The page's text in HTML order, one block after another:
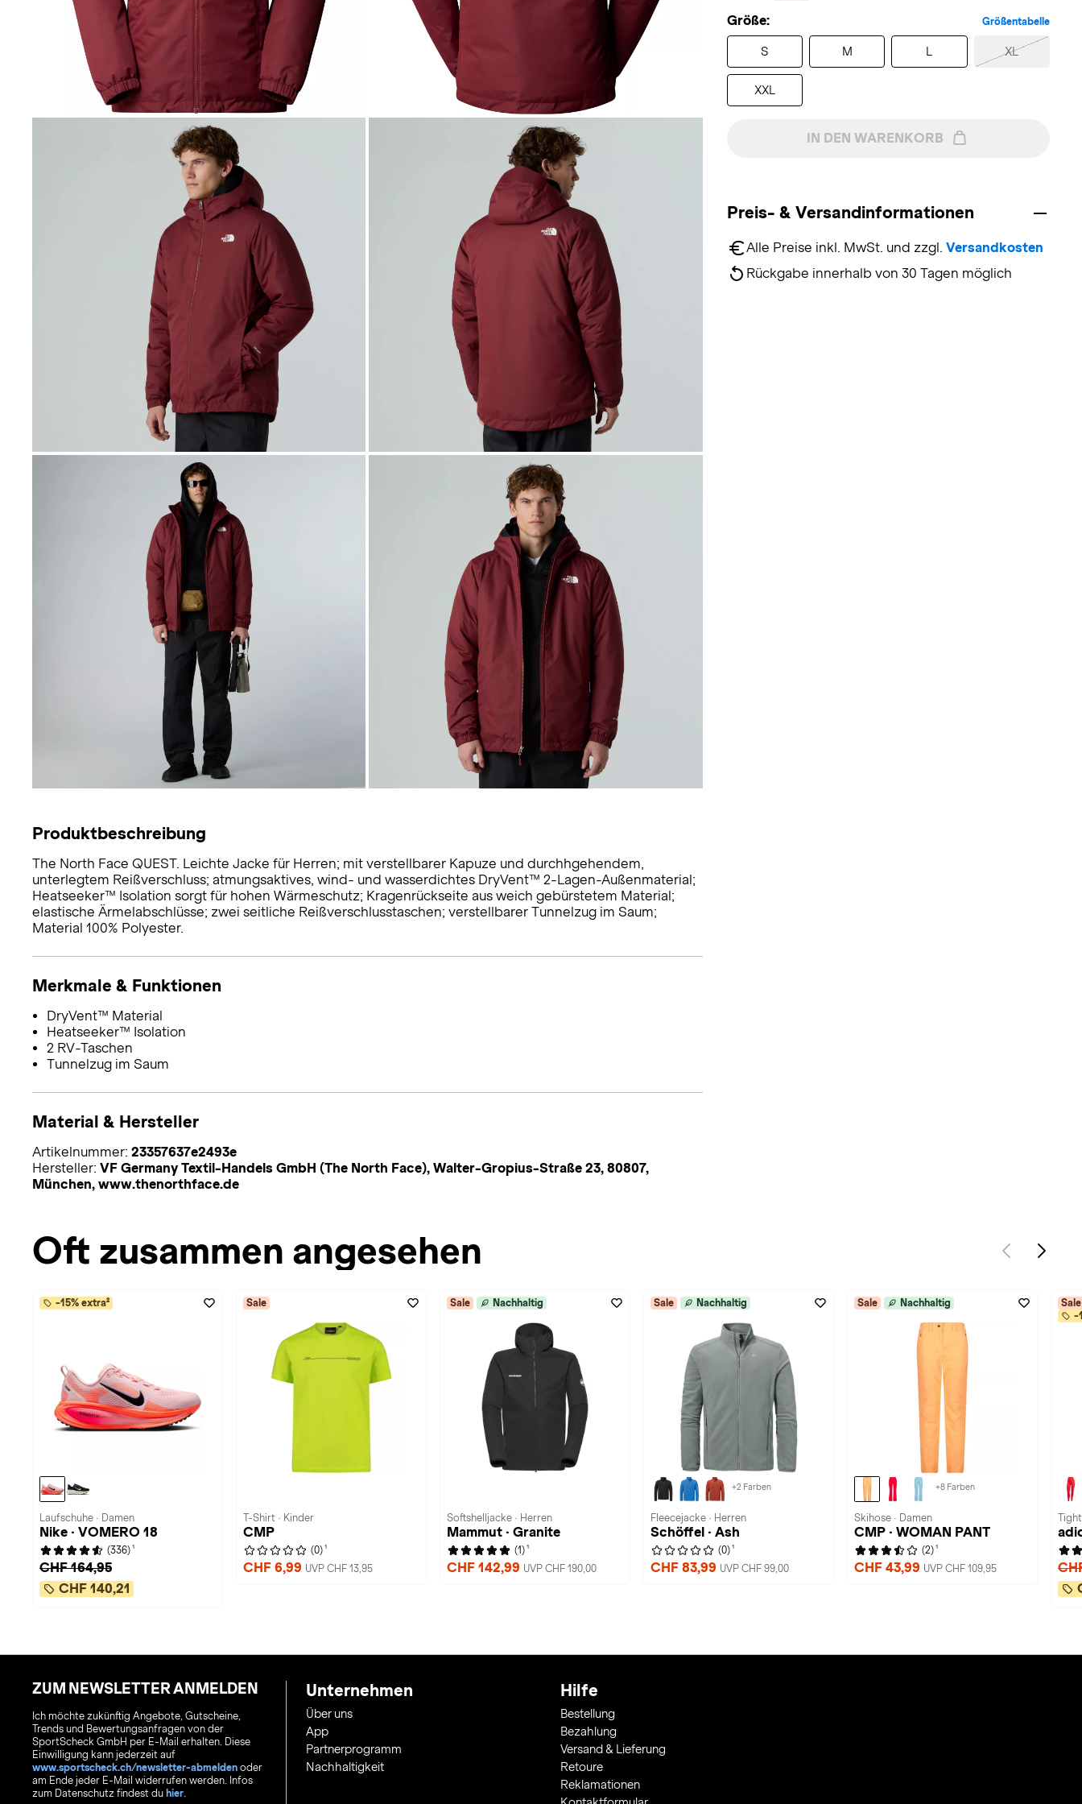
Größe: Größentabelle
S M XL
XXL
IN DEN WARENKORB
Preis- & Versandinformationen
Alle Preise inkl. MwSt. und zzgl. Versandkosten
Rückgabe innerhalb von 30 Tagen möglich
Produktbeschreibung
The North Face QUEST. Leichte Jacke für Herren; mit verstellbarer Kapuze und durchhgehendem,
unterlegtem Reißverschluss; atmungsaktives, wind- und wasserdichtes DryVent™ 2-Lagen-Außenmaterial;
Heatseeker™ Isolation sorgt für hohen Wärmeschutz; Kragenrückseite aus weich gebürstetem Material;
elastische Ärmelabschlüsse; zwei seitliche Reißverschlusstaschen; verstellbarer Tunnelzug im Saum;
Material 100% Polyester.
Merkmale & Funktionen
DryVent™ Material
Heatseeker™ Isolation
2 RV-Taschen
Tunnelzug im Saum
Material & Hersteller
Artikelnummer: 23357637e2493e
Hersteller: VF Germany Textil-Handels GmbH (The North Face), Walter-Gropius-Straße 23, 80807,
München, www.thenorthface.de
Oft zusammen angesehen
-15% extra²
Laufschuhe · Damen
Nike · VOMERO 18
(336) 1
CHF 164,95
CHF 140,21
Sale
T-Shirt · Kinder
CMP
(0) 1
CHF 6,99 UVP CHF 13,95
Sale Nachhaltig
Softshelljacke · Herren
Mammut · Granite
(1) 1
CHF 142,99 UVP CHF 190,00
Sale Nachhaltig
+2 Farben
Fleecejacke · Herren
Schöffel · Ash
(0) 1
CHF 83,99 UVP CHF 99,00
Sale Nachhaltig
+8 Farben
Skihose · Damen
CMP · WOMAN PANT
(2) 1
CHF 43,99 UVP CHF 109,95
Sale
-
ZUM NEWSLETTER ANMELDEN
Ich möchte zukünftig Angebote, Gutscheine,
Trends und Bewertungsanfragen von der
SportScheck GmbH per E-Mail erhalten. Diese
Einwilligung kann jederzeit auf
www.sportscheck.ch/newsletter-abmelden oder
am Ende jeder E-Mail widerrufen werden. Infos
zum Datenschutz findest du hier.
Unternehmen
Über uns
App
Partnerprogramm
Nachhaltigkeit
Hilfe
Bestellung
Bezahlung
Versand & Lieferung
Retoure
Reklamationen